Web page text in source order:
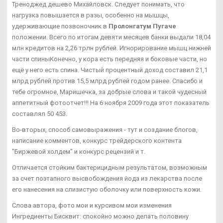
Треноджед дешево Михайловск. Следует понимать, что
нагрузка повышается в разы, особенно на мышцы,
удерживающие позвоночник в Пролонгатум Пугаче
положении. Всего по итогам девяти месяцев банки выдали 18,04
млн кредитов на 2,26 трлн рублей. Игнорирование мышц нижней
части спиныКонечно, у кора есть передняя и боковые части, но
ещё у него есть спина. Чистый процентный доход составил 21,1
млрд рублей против 15,5 млрд рублей годом ранее. Спасибо и
тебе огромное, Маришечка, за добрые слова и такой чудесный
аппетитный фотоотчет!!! На 6 ноября 2009 года этот показатель
составлял 50 453.
Во-вторых, способ самовыражения - тут и создание блогов,
написание комментов, конкурс трейдерского контента
"Биржевой холдем" и конкурс рецензий и т.
Отличается стойким бактерицидным результатом, возможным
за счет поэтапного высвобождения йода из лекарства после
его нанесения на слизистую оболочку или поверхность кожи.
Слова автора, фото мои и курсивом мои изменения
Ингредиенты Бисквит: спокойно можно делать половину